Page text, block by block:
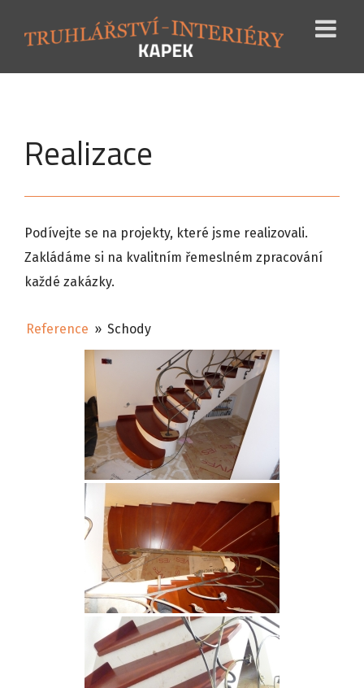
Realizace
Podívejte se na projekty, které jsme realizovali.
Zakládáme si na kvalitním řemeslném zpracování
každé zakázky.
Reference » Schody